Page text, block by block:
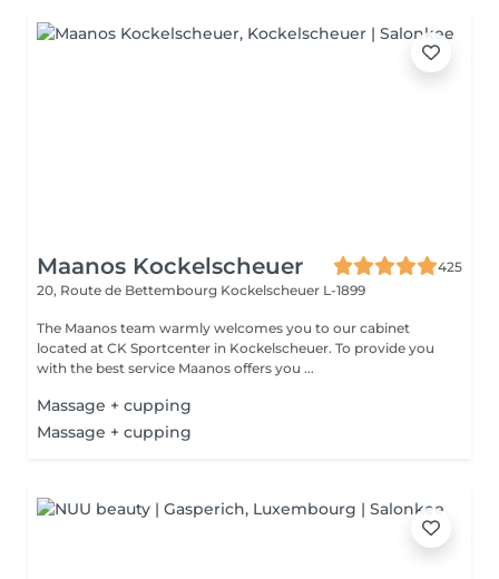
Maanos Kockelscheuer
425
20, Route de Bettembourg Kockelscheuer L-1899
The Maanos team warmly welcomes you to our cabinet
located at CK Sportcenter in Kockelscheuer. To provide you
with the best service Maanos offers you ...
Massage + cupping
Massage + cupping